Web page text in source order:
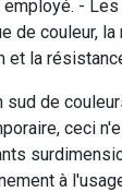
-
de couleur,
et la
sud de
ceci
à